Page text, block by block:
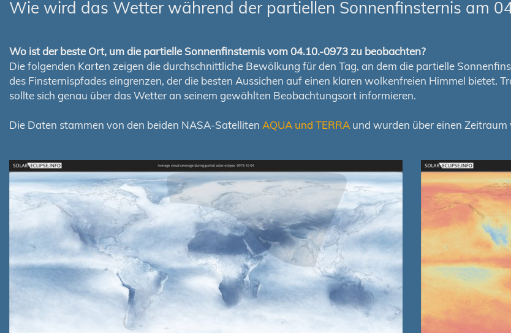
Wie wird das Wetter während der partiellen Sonnenfinsternis am
Wo ist der beste Ort, um die partielle Sonnenfinsternis vom 04.10.-0973 zu beobachten?
Die folgenden Karten zeigen die durchschnittliche Bewölkung für den Tag, an dem die partielle
des Finsternispfades eingrenzen, der die besten Aussichen auf einen klaren wolkenfreien Himmel bietet.
sollte sich genau über das Wetter an seinem gewählten Beobachtungsort informieren.
Die Daten stammen von den beiden NASA-Satelliten AQUA und TERRA und wurden über einen